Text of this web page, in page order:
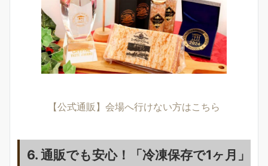
【公式通販】会場へ行けない方はこちら
6. 通販でも安心！「冷凍保存で1ヶ月」